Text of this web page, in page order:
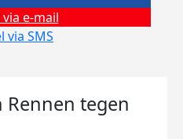
e-mail
via SMS
Rennen tegen